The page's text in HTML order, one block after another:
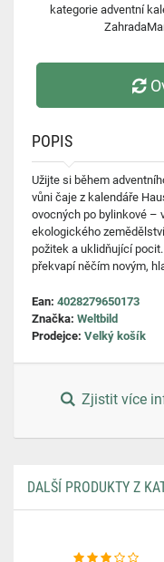
kategorie adventní
POPIS
Užijte si během
vůni čaje z kalendáře
ovocných po bylinkové –
ekologického
požitek a uklidňující
překvapí něčím novým,
Ean: 4028279650173
Značka: Weltbild
Prodejce: Velký košík
Zjistit více
DALŠÍ PRODUKTY Z